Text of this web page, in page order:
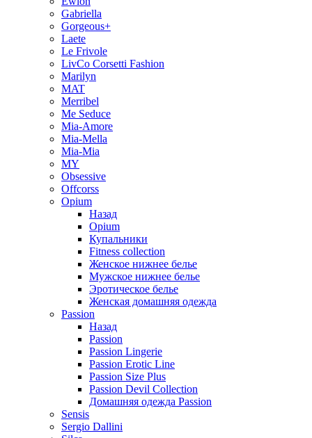
Gabriella
Gorgeous+
Laete
Le Frivole
LivCo Corsetti Fashion
Marilyn
MAT
Merribel
Me Seduce
Mia-Amore
Mia-Mella
Mia-Mia
MY
Obsessive
Offcorss
Opium
Назад
Opium
Купальники
Fitness collection
Женское нижнее белье
Мужское нижнее белье
Эротическое белье
Женская домашняя одежда
Passion
Назад
Passion
Passion Lingerie
Passion Erotic Line
Passion Size Plus
Passion Devil Collection
Домашняя одежда Passion
Sensis
Sergio Dallini